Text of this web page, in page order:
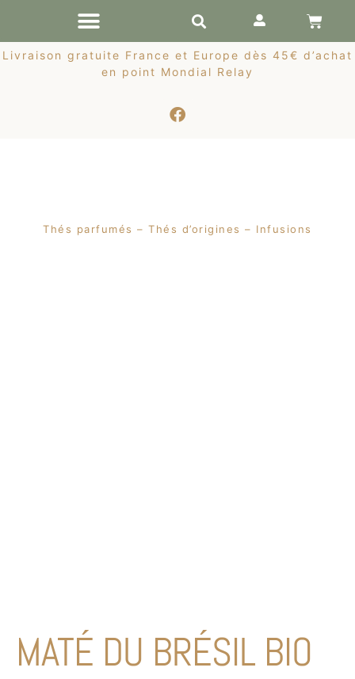
Livraison gratuite France et Europe dès 45€ d’achat
en point Mondial Relay
Thés parfumés – Thés d’origines – Infusions
MATÉ DU BRÉSIL BIO